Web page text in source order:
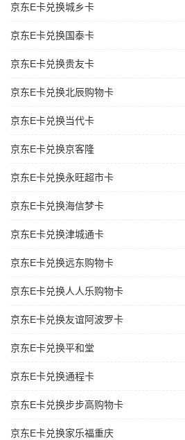
京东E卡兑换城乡卡
京东E卡兑换国泰卡
京东E卡兑换贵友卡
京东E卡兑换北辰购物卡
京东E卡兑换当代卡
京东E卡兑换京客隆
京东E卡兑换永旺超市卡
京东E卡兑换海信梦卡
京东E卡兑换津城通卡
京东E卡兑换远东购物卡
京东E卡兑换人人乐购物卡
京东E卡兑换友谊阿波罗卡
京东E卡兑换平和堂
京东E卡兑换通程卡
京东E卡兑换步步高购物卡
京东E卡兑换家乐福重庆